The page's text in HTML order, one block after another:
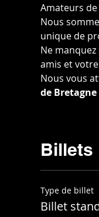
Amateurs
Nous
unique de
Ne
amis et
Nous vous
de Bretagne
Billets
Type de billet
Billet